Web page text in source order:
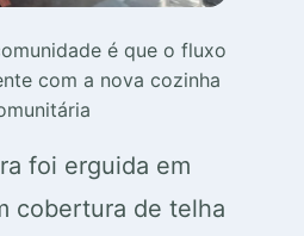
é que o fluxo
com a nova cozinha
foi erguida em
cobertura de telha